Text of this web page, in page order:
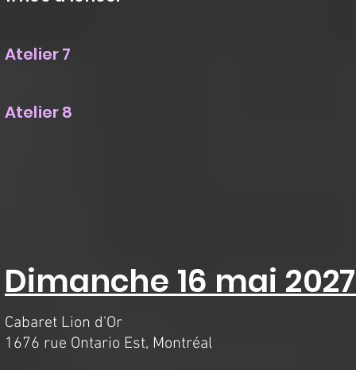
Atelier 7
Atelier 8
Dimanche 16 mai
Cabaret Lion d'Or
1676 rue Ontario Est, Montréal